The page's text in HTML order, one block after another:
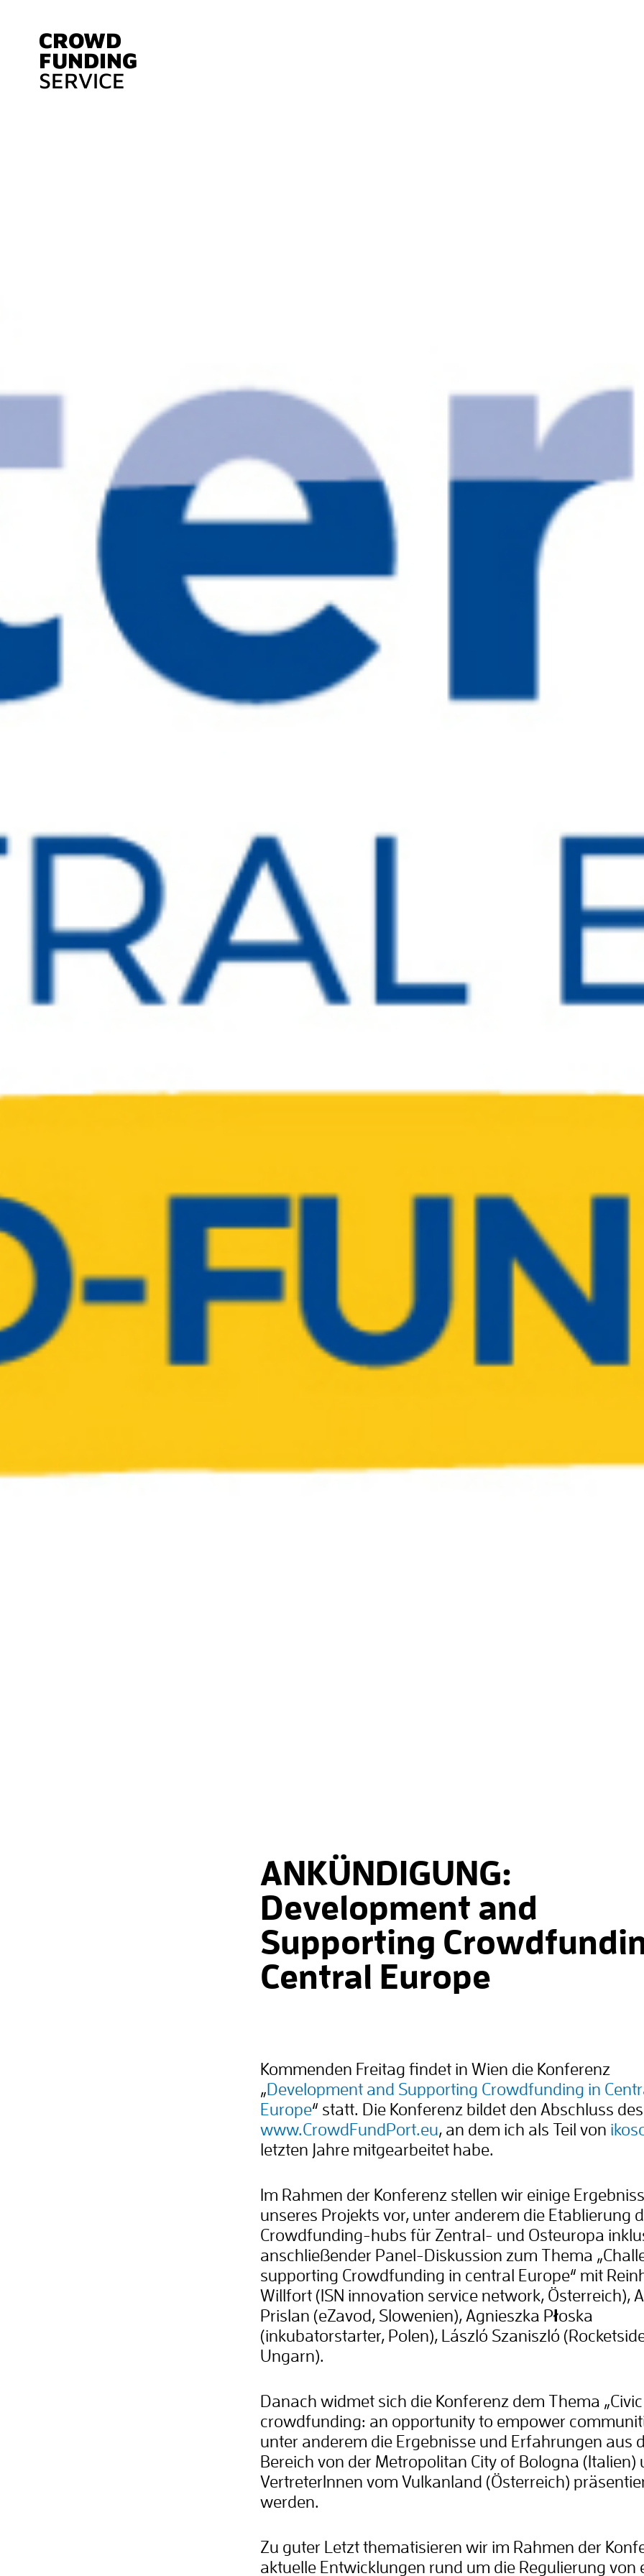
CROWD
FUNDING
SERVICE
ANKÜNDIGUNG:
Development and
Supporting
Central Europe
Kommenden Freitag findet in Wien die Konferenz
„Development and Supporting Crowdfunding in
Europe“ statt. Die Konferenz bildet den Abschluss
www.CrowdFundPort.eu, an dem ich als Teil von
letzten Jahre mitgearbeitet habe.
Im Rahmen der Konferenz stellen wir einige
unseres Projekts vor, unter anderem die Etablierung
Crowdfunding-hubs für Zentral- und Osteuropa
anschließender Panel-Diskussion zum Thema
supporting Crowdfunding in central Europe“ mit
Willfort (ISN innovation service network, Österreich),
Prislan (eZavod, Slowenien), Agnieszka Płoska
(inkubatorstarter, Polen), László Szaniszló
Ungarn).
Danach widmet sich die Konferenz dem Thema „Civic
crowdfunding: an opportunity to empower
unter anderem die Ergebnisse und Erfahrungen aus
Bereich von der Metropolitan City of Bologna (Italien)
VertreterInnen vom Vulkanland (Österreich)
werden.
Zu guter Letzt thematisieren wir im Rahmen der
aktuelle Entwicklungen rund um die Regulierung von